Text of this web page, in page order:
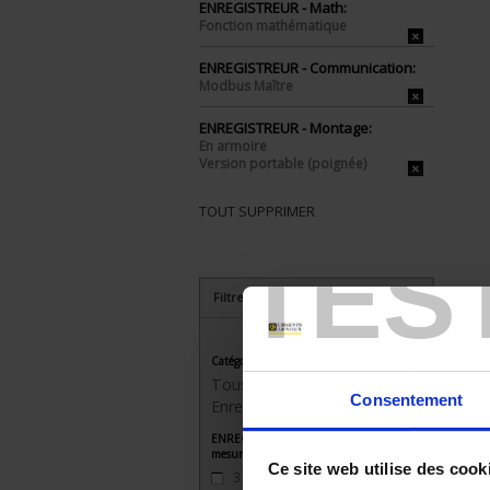
Consentement
Ce site web utilise des
ENREGISTREUR - Math:
Fonction mathématique
ENREGISTREUR - Communication:
Modbus Maître
ENREGISTREUR - Montage:
En armoire
Version portable (poignée)
TOUT SUPPRIMER
Filtrer les produits par critères
Catégorie
Tous les produits
Enregistreurs sans papier
ENREGISTREUR - Nombre de voies de
mesure
3